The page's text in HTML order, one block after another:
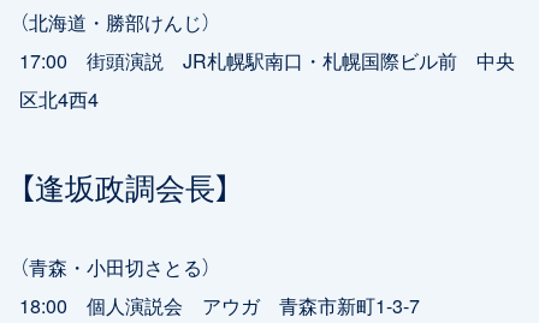
（北海道・勝部けんじ）
17:00 街頭演説 JR札幌駅南口・札幌国際ビル前 中央
区北4西4
【逢坂政調会長】
（青森・小田切さとる）
18:00 個人演説会 アウガ 青森市新町1-3-7